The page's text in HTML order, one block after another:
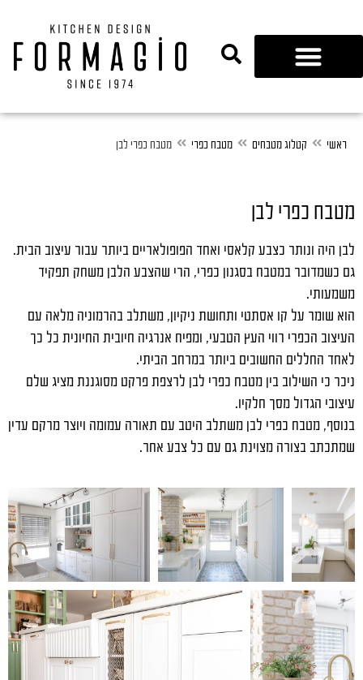
ראשי קטלוג מטבחים מטבח כפרי מטבח כפרי לבן
מטבח כפרי לבן
לבן היה ונותר כצבע קלאסי ואחד הפופולאריים ביותר עבור עיצוב הבית.
גם כשמדובר במטבח בסגנון כפרי, הרי שהצבע הלבן משחק תפקיד
משמעותי.
הוא שומר על קו אסתטי ותחושת ניקיון, משתלב בהרמוניה מלאה עם
העיצוב הכפרי רווי העץ הטבעי, ומפיח אנרגיה חיובית החיונית כל כך
לאחד החללים החשובים ביותר במרחב הביתי.
ניכר כי השילוב בין מטבח כפרי לבן לרצפת פרקט מסוגננת מציג שלם
עיצובי הגדול מסך חלקיו.
בנוסף, מטבח כפרי לבן משתלב היטב עם תאורה עמומה ויוצר מרקם עדין
שמתכתב בצורה מצוינת גם עם כל צבע אחר.